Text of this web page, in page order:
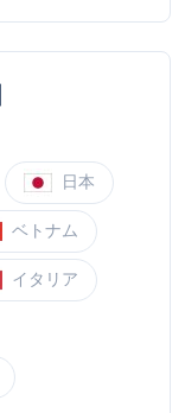
日本
ベトナム
イタリア